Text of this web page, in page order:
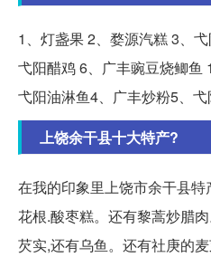
1、灯盏果 2、婺源汽糕 3、弋
弋阳醋鸡 6、广丰豌豆烧鲫鱼
弋阳油淋鱼4、广丰炒粉5、
上饶余干县十大特产?
在我的印象里上饶市余干县
花根.酸枣糕。还有黎蒿炒腊
芡实,还有乌鱼。还有社庚的麦